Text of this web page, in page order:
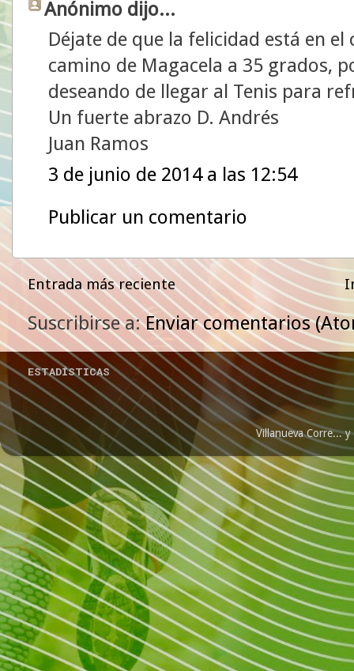
Anónimo dijo...
Déjate de que la felicidad está en
camino de Magacela a 35 grados,
deseando de llegar al Tenis para
Un fuerte abrazo D. Andrés
Juan Ramos
3 de junio de 2014 a las 12:54
Publicar un comentario
Entrada más reciente
Suscribirse a:Enviar comentarios
ESTADÍSTICAS
Villanueva Corre...